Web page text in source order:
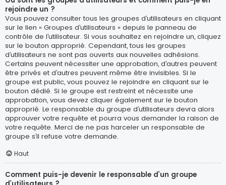
rejoindre un ?
Vous pouvez consulter tous les groupes d’utilisateurs en cliquant
sur le lien « Groupes d’utilisateurs » depuis le panneau de
contrôle de l’utilisateur. Si vous souhaitez en rejoindre un, cliquez
sur le bouton approprié. Cependant, tous les groupes
d’utilisateurs ne sont pas ouverts aux nouvelles adhésions.
Certains peuvent nécessiter une approbation, d’autres peuvent
être privés et d’autres peuvent même être invisibles. Si le
groupe est public, vous pouvez le rejoindre en cliquant sur le
bouton dédié. Si le groupe est restreint et nécessite une
approbation, vous devez cliquer également sur le bouton
approprié. Le responsable du groupe d’utilisateurs devra alors
approuver votre requête et pourra vous demander la raison de
votre requête. Merci de ne pas harceler un responsable de
groupe s’il refuse votre demande.
Haut
Comment puis-je devenir le responsable d’un groupe